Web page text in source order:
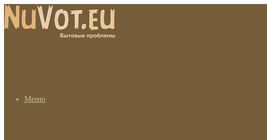
Меню